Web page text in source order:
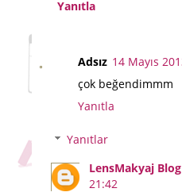
Yanıtla
Adsız 14 Mayıs
çok beğendimmm
Yanıtla
Yanıtlar
LensMakyaj Blog
21:42